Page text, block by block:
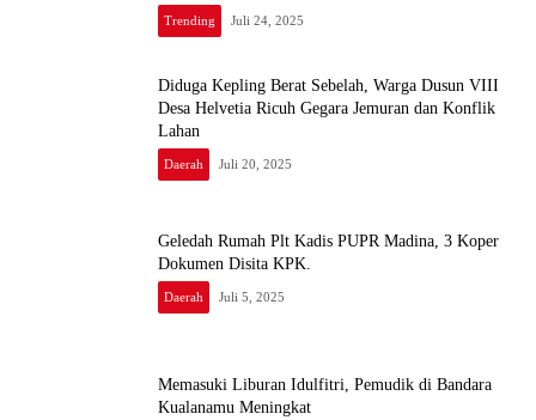
Maksimal bagi Pelanggar
Trending Juli 24, 2025
Diduga Kepling Berat Sebelah, Warga Dusun VIII
Desa Helvetia Ricuh Gegara Jemuran dan Konflik
Lahan
Daerah Juli 20, 2025
Geledah Rumah Plt Kadis PUPR Madina, 3 Koper
Dokumen Disita KPK.
Daerah Juli 5, 2025
Memasuki Liburan Idulfitri, Pemudik di Bandara
Kualanamu Meningkat